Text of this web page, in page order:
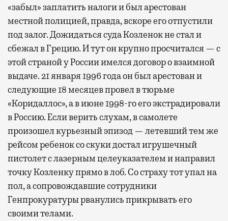
«забыл» заплатить налоги и был арестован
местной полицией, правда, вскоре его отпустили
под залог. Дожидаться суда Козленок не стал и
сбежал в Грецию. И тут он крупно просчитался — с
этой страной у России имелся договор о взаимной
выдаче. 21 января 1996 года он был арестован и
следующие 18 месяцев провел в тюрьме
«Коридаллос», а в июне 1998-го его экстрадировали
в Россию. Если верить слухам, в самолете
произошел курьезный эпизод — летевший тем же
рейсом ребенок со скуки достал игрушечный
пистолет с лазерным целеуказателем и направил
точку Козленку прямо в лоб. Со страху тот упал на
пол, а сопровождавшие сотрудники
Генпрокуратуры рванулись прикрывать его
своими телами.